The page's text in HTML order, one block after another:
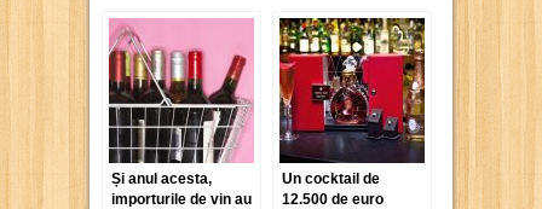
Și anul acesta,
importurile de vin au
Un cocktail de
12.500 de euro